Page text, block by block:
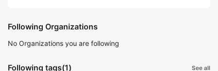
Following Organizations
No Organizations you are following
Following tags(1) See all